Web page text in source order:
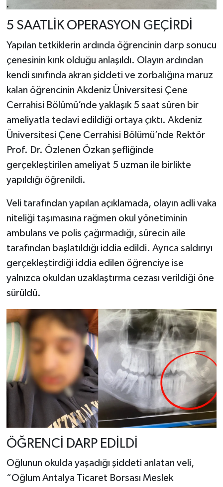
5 SAATLİK OPERASYON GEÇİRDİ
Yapılan tetkiklerin ardında öğrencinin darp sonucu
çenesinin kırık olduğu anlaşıldı. Olayın ardından
kendi sınıfında akran şiddeti ve zorbalığına maruz
kalan öğrencinin Akdeniz Üniversitesi Çene
Cerrahisi Bölümü’nde yaklaşık 5 saat süren bir
ameliyatla tedavi edildiği ortaya çıktı. Akdeniz
Üniversitesi Çene Cerrahisi Bölümü’nde Rektör
Prof. Dr. Özlenen Özkan şefliğinde
gerçekleştirilen ameliyat 5 uzman ile birlikte
yapıldığı öğrenildi.
Veli tarafından yapılan açıklamada, olayın adli vaka
niteliği taşımasına rağmen okul yönetiminin
ambulans ve polis çağırmadığı, sürecin aile
tarafından başlatıldığı iddia edildi. Ayrıca saldırıyı
gerçekleştirdiği iddia edilen öğrenciye ise
yalnızca okuldan uzaklaştırma cezası verildiği öne
sürüldü.
ÖĞRENCİ DARP EDİLDİ
Oğlunun okulda yaşadığı şiddeti anlatan veli,
“Oğlum Antalya Ticaret Borsası Meslek